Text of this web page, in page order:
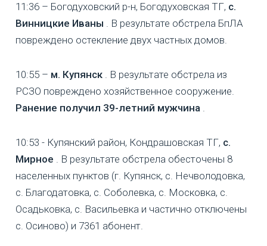
11:36 – Богодуховский р-н, Богодуховская ТГ, с.
Винницкие Иваны . В результате обстрела БпЛА
повреждено остекление двух частных домов.
10:55 – м. Купянск . В результате обстрела из
РСЗО повреждено хозяйственное сооружение.
Ранение получил 39-летний мужчина .
10:53 - Купянский район, Кондрашовская ТГ, с.
Мирное . В результате обстрела обесточены 8
населенных пунктов (г. Купянск, с. Нечволодовка,
с. Благодатовка, с. Соболевка, с. Московка, с.
Осадьковка, с. Васильевка и частично отключены
с. Осиново) и 7361 абонент.